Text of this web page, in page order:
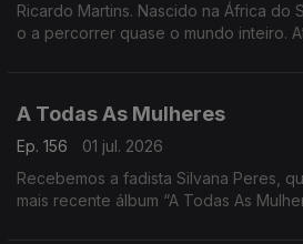
Ricardo Martins. Nascido na África do
o a percorrer quase o mundo inteiro.
A Todas As Mulheres
Ep. 156
01 jul. 2026
Recebemos a fadista Silvana Peres,
mais recente álbum “A Todas As